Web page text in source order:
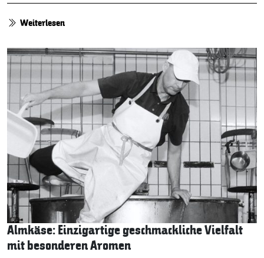
Weiterlesen
Almkäse: Einzigartige geschmackliche Vielfalt
mit besonderen Aromen